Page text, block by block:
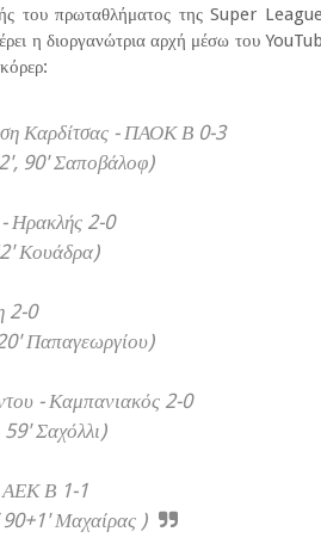
του πρωταθλήματος της Super
η διοργανώτρια αρχή μέσω του
Καρδίτσας - ΠΑΟΚ Β 0-3
90' Σαποβάλοφ)
Ηρακλής 2-0
Κουάδρα)
2-0
Παπαγεωργίου)
- Καμπανιακός 2-0
Σαχόλλι)
ΑΕΚ Β 1-1
Μαχαίρας )